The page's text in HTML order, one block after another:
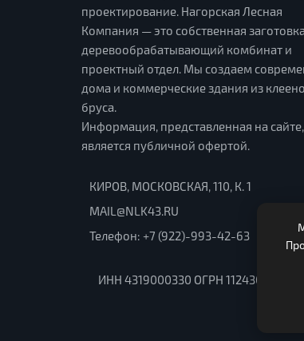
проектирование. Нагорская Лесная
Компания — это собственная
деревообрабатывающий комбинат и
проектный отдел. Мы создаем
дома и коммерческие здания из
бруса.
Информация, представленная на
является публичной офертой.
КИРОВ, МОСКОВСКАЯ, 110, К. 1
MAIL@NLK43.RU
Телефон: +7 (922)-993-42-63
ИНН 4319000330 ОГРН